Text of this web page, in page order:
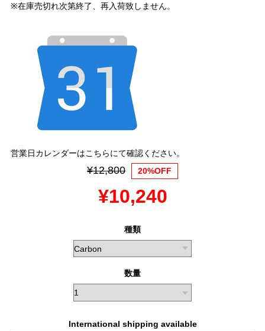
※在庫売切れ次第終了、再入荷致しません。
営業日カレンダーはこちらにて確認ください。
¥12,800 20%OFF
¥10,240
種類
数量
International shipping available